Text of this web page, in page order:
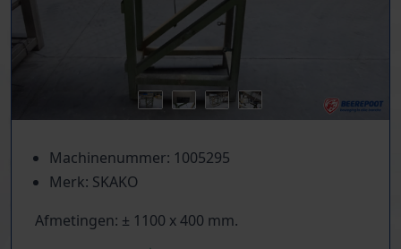
Machinenummer: 1005295
Merk: SKAKO
Afmetingen: ± 1100 x 400 mm.